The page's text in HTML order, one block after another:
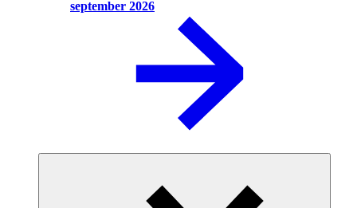
september 2026